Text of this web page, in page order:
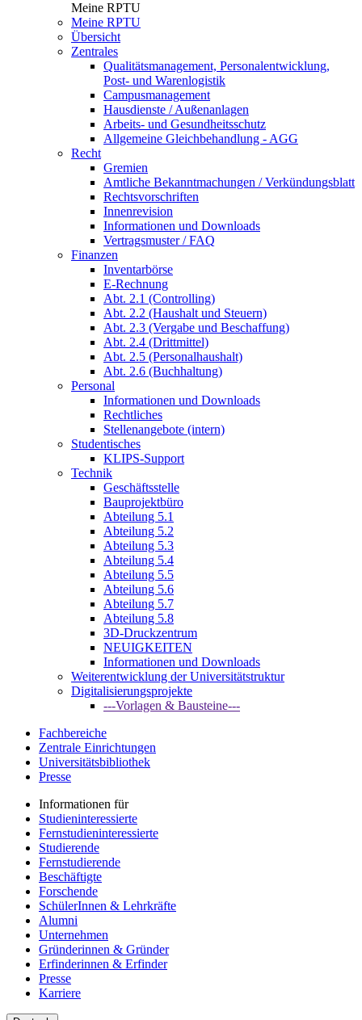
Meine RPTU
Meine RPTU
Übersicht
Zentrales
Qualitätsmanagement, Personalentwicklung,
Post- und Warenlogistik
Campusmanagement
Hausdienste / Außenanlagen
Arbeits- und Gesundheitsschutz
Allgemeine Gleichbehandlung - AGG
Recht
Gremien
Amtliche Bekanntmachungen / Verkündungsblatt
Rechtsvorschriften
Innenrevision
Informationen und Downloads
Vertragsmuster / FAQ
Finanzen
Inventarbörse
E-Rechnung
Abt. 2.1 (Controlling)
Abt. 2.2 (Haushalt und Steuern)
Abt. 2.3 (Vergabe und Beschaffung)
Abt. 2.4 (Drittmittel)
Abt. 2.5 (Personalhaushalt)
Abt. 2.6 (Buchhaltung)
Personal
Informationen und Downloads
Rechtliches
Stellenangebote (intern)
Studentisches
KLIPS-Support
Technik
Geschäftsstelle
Bauprojektbüro
Abteilung 5.1
Abteilung 5.2
Abteilung 5.3
Abteilung 5.4
Abteilung 5.5
Abteilung 5.6
Abteilung 5.7
Abteilung 5.8
3D-Druckzentrum
NEUIGKEITEN
Informationen und Downloads
Weiterentwicklung der Universitätstruktur
Digitalisierungsprojekte
---Vorlagen & Bausteine---
Fachbereiche
Zentrale Einrichtungen
Universitätsbibliothek
Presse
Informationen für
Studieninteressierte
Fernstudieninteressierte
Studierende
Fernstudierende
Beschäftigte
Forschende
SchülerInnen & Lehrkräfte
Alumni
Unternehmen
Gründerinnen & Gründer
Erfinderinnen & Erfinder
Presse
Karriere